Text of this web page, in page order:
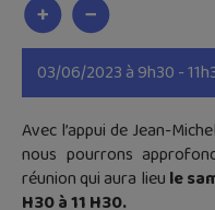
03/06/2023 à 9h30 -
Avec l’appui de Jean-
nous pourrons
réunion qui aura lieu le
H30 à 11 H30.